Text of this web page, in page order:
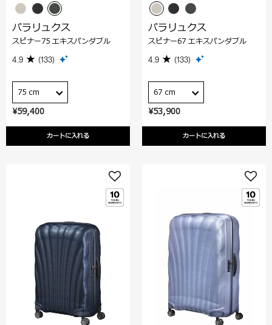
¥59,400
カートに入れる
パラリュクス
スピナー75 エキスパンダブル
4.9 (133)
75 cm
¥53,900
カートに入れる
パラリュクス
スピナー67 エキスパンダブル
4.9 (133)
67 cm